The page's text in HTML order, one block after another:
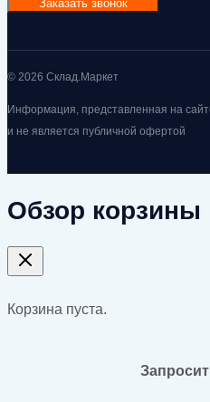
Заказать звонок
© 2026 Склад.Маркет
Информация, представленная на
и не является публичной офертой
Обзор корзины
Корзина пуста.